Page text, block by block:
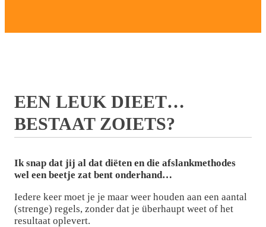
EEN LEUK DIEET…
BESTAAT ZOIETS?
Ik snap dat jij al dat diëten en die afslankmethodes
wel een beetje zat bent onderhand…
Iedere keer moet je je maar weer houden aan een aantal
(strenge) regels, zonder dat je überhaupt weet of het
resultaat oplevert.